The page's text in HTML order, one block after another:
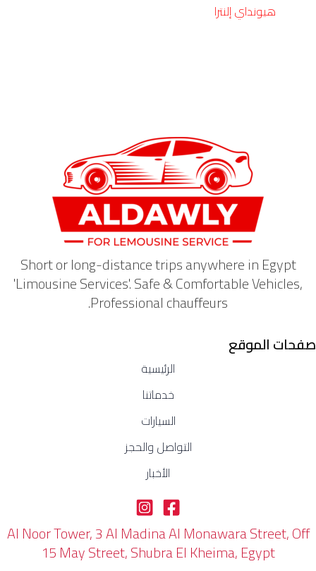
هيونداي إلنترا
Short or long-distance trips anywhere in Egypt
'Limousine Services'. Safe & Comfortable Vehicles,
Professional chauffeurs.
صفحات الموقع
الرئيسية
خدماتنا
السيارات
التواصل والحجز
الأخبار
Al Noor Tower, 3 Al Madina Al Monawara Street, Off
15 May Street, Shubra El Kheima, Egypt